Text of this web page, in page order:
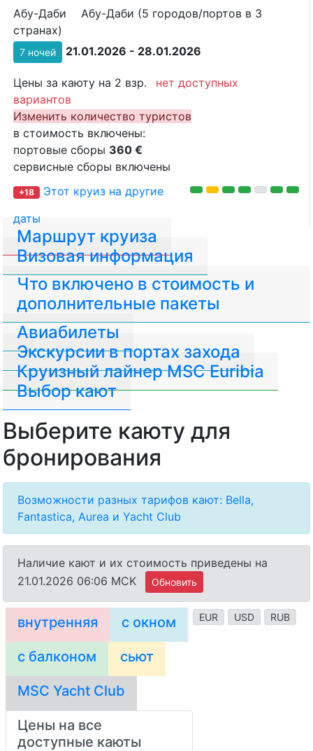
Абу-Даби
Абу-Даби (5 городов/портов в 3
странах)
7 ночей 21.01.2026 - 28.01.2026
Цены за каюту на 2 взр.
нет доступных
вариантов
Изменить количество туристов
в стоимость включены:
портовые сборы 360 €
сервисные сборы включены
+18
Этот круиз на другие
даты
Маршрут круиза
Визовая информация
Авиабилеты
Что включено в стоимость и
дополнительные пакеты
Экскурсии в портах захода
Круизный лайнер MSC Euribia
Выбор кают
Выберите каюту для
бронирования
Возможности разных тарифов кают: Bella,
Fantastica, Aurea и Yacht Club
Наличие кают и их стоимость приведены на
21.01.2026 06:06 MCK
Обновить
EUR USD RUB
внутренняя с окном
с балконом сьют
MSC Yacht Club
Цены на все
доступные каюты